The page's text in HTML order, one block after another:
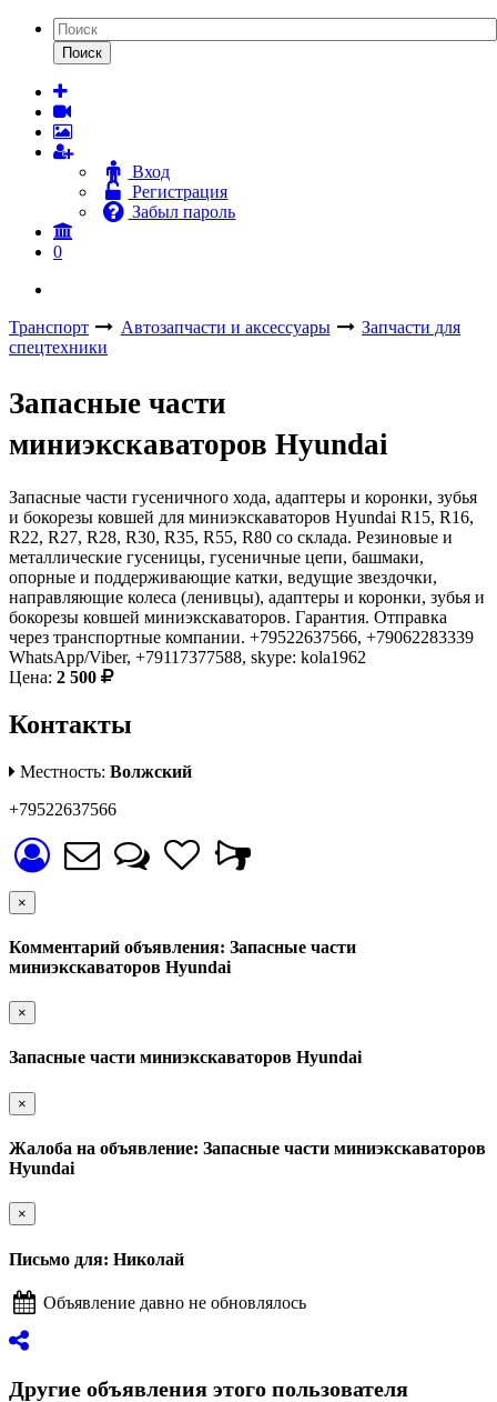
Поиск
Вход
Регистрация
Забыл пароль
0
Транспорт Автозапчасти и аксессуары
Запчасти для
спецтехники
Запасные части
миниэкскаваторов Hyundai
Запасные части гусеничного хода, адаптеры и коронки, зубья
и бокорезы ковшей для миниэкскаваторов Hyundai R15, R16,
R22, R27, R28, R30, R35, R55, R80 со склада. Резиновые и
металлические гусеницы, гусеничные цепи, башмаки,
опорные и поддерживающие катки, ведущие звездочки,
направляющие колеса (ленивцы), адаптеры и коронки, зубья и
бокорезы ковшей миниэкскаваторов. Гарантия. Отправка
через транспортные компании. +79522637566, +79062283339
WhatsApp/Viber, +79117377588, skype: kola1962
Цена: 2 500
Контакты
Местность: Волжский
+79522637566
×
Комментарий объявления: Запасные части
миниэкскаваторов Hyundai
×
Запасные части миниэкскаваторов Hyundai
×
Жалоба на объявление: Запасные части миниэкскаваторов
Hyundai
×
Письмо для: Николай
Объявление давно не обновлялось
Другие объявления этого пользователя